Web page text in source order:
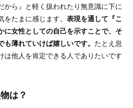
から』と軽く扱われたり無意識に下に
たまに感じます。 表現を通して『こ
に女性としての自己を示すことで、そ
薄れていけば嬉しいです。 たとえ息
は他人を肯定できる人でありたいです
は？